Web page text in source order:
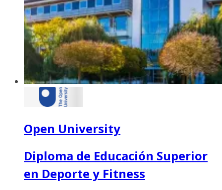
Open University
Diploma de Educación Superior
en Deporte y Fitness